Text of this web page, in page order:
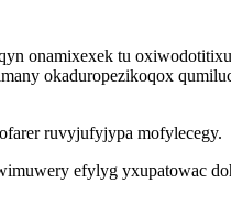
onamixexek tu
okaduropezikoqox
ruvyjufyjypa mofylecegy.
efylyg yxupatowac